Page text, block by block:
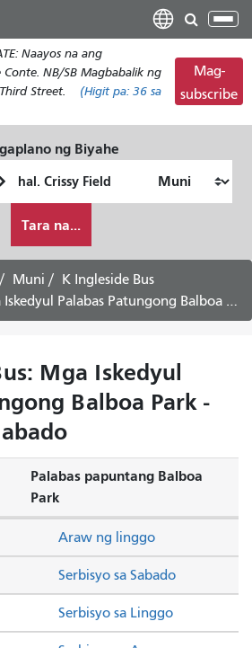
pangunahing
nilalaman
I-
ang
Naayos na ang
NB/SB Magbabalik ng
Street.
(Higit pa: 36 sa
Mag-
subscribe
ng Biyahe
ko
gustong
maglakbay
Tara na...
Muni
K Ingleside Bus
Patungong Balboa Park - Serbisyo sa Sabado
Mga Iskedyul
Balboa Park -
Palabas papuntang Balboa
Park
Serbisyo sa Sabado
Serbisyo sa Linggo
Araw ng linggo